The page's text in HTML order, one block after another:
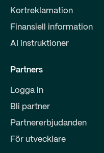
Kortreklamation
Finansiell information
AI instruktioner
Partners
Logga in
Bli partner
Partnererbjudanden
För utvecklare